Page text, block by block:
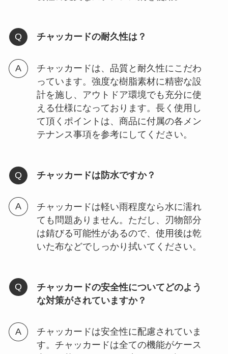
チャッカードの耐久性は？
チャッカードは、品質と耐久性にこだわ
っています。強度な樹脂素材に精密な設
計を施し、アウトドア環境でも充分に使
える仕様になっております。長く使用し
て頂くポイントは、商品に付属の各メン
テナンス事項を参考にしてください。
チャッカードは防水ですか？
チャッカードは軽い雨程度なら水に濡れ
ても問題ありません。ただし、刃物部分
は錆びる可能性があるので、使用後は乾
いた布などでしっかり拭いてください。
チャッカードの安全性についてどのよう
な対策がされていますか？
チャッカードは安全性に配慮されていま
す。チャッカードは全ての機能がケース